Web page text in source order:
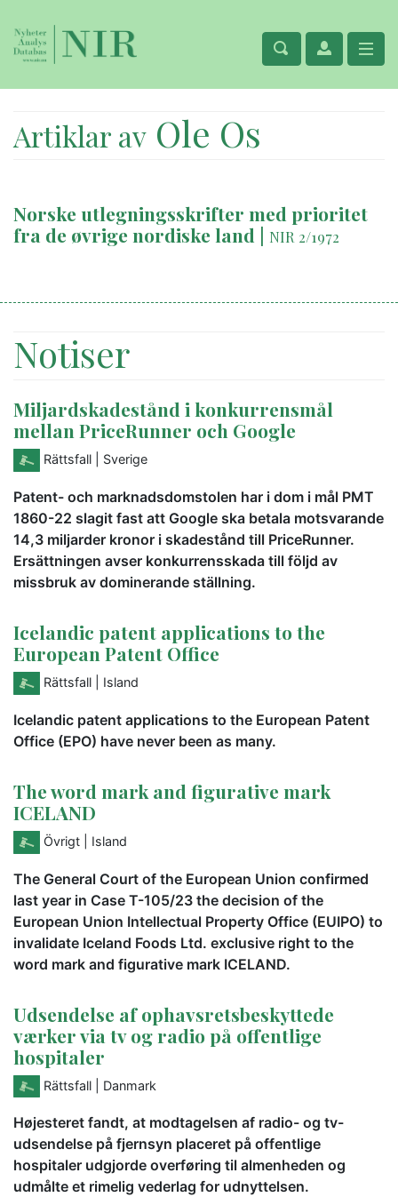
Artiklar av Ole Os
Norske utlegningsskrifter med prioritet
fra de øvrige nordiske land | NIR 2/1972
Notiser
Miljardskadestånd i konkurrensmål
mellan PriceRunner och Google
Rättsfall | Sverige
Patent- och marknadsdomstolen har i dom i mål PMT
1860-22 slagit fast att Google ska betala motsvarande
14,3 miljarder kronor i skadestånd till PriceRunner.
Ersättningen avser konkurrensskada till följd av
missbruk av dominerande ställning.
Icelandic patent applications to the
European Patent Office
Rättsfall | Island
Icelandic patent applications to the European Patent
Office (EPO) have never been as many.
The word mark and figurative mark
ICELAND
Övrigt | Island
The General Court of the European Union confirmed
last year in Case T-105/23 the decision of the
European Union Intellectual Property Office (EUIPO) to
invalidate Iceland Foods Ltd. exclusive right to the
word mark and figurative mark ICELAND.
Udsendelse af ophavsretsbeskyttede
værker via tv og radio på offentlige
hospitaler
Rättsfall | Danmark
Højesteret fandt, at modtagelsen af radio- og tv-
udsendelse på fjernsyn placeret på offentlige
hospitaler udgjorde overføring til almenheden og
udmålte et rimelig vederlag for udnyttelsen.